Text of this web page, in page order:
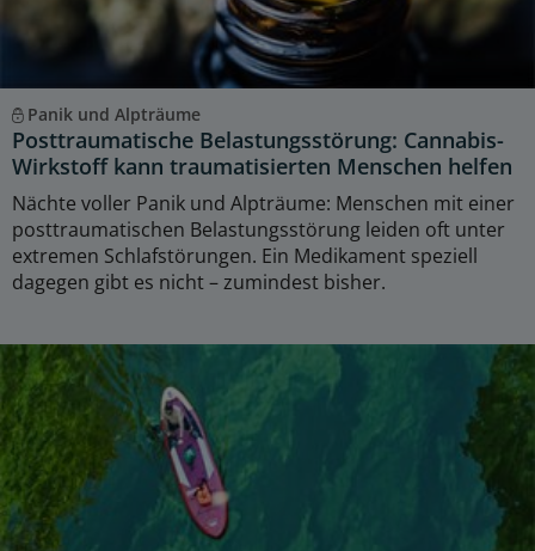
Panik und Alpträume
Posttraumatische Belastungsstörung: Cannabis-
Wirkstoff kann traumatisierten Menschen helfen
Nächte voller Panik und Alpträume: Menschen mit einer
posttraumatischen Belastungsstörung leiden oft unter
extremen Schlafstörungen. Ein Medikament speziell
dagegen gibt es nicht – zumindest bisher.